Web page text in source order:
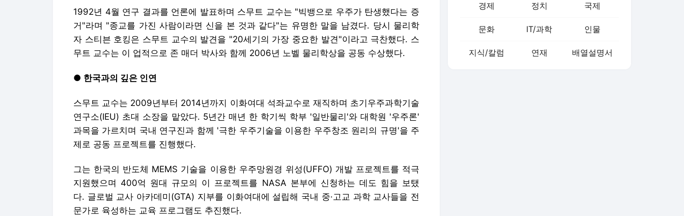
1992년 4월 연구 결과를 언론에 발표하며 스무트 교수는 "빅뱅으로 우주가 탄생했다는 증
거"라며 "종교를 가진 사람이라면 신을 본 것과 같다"는 유명한 말을 남겼다. 당시 물리학
자 스티븐 호킹은 스무트 교수의 발견을 "20세기의 가장 중요한 발견"이라고 극찬했다. 스
무트 교수는 이 업적으로 존 매더 박사와 함께 2006년 노벨 물리학상을 공동 수상했다.
● 한국과의 깊은 인연
스무트 교수는 2009년부터 2014년까지 이화여대 석좌교수로 재직하며 초기우주과학기술
연구소(IEU) 초대 소장을 맡았다. 5년간 매년 한 학기씩 학부 '일반물리'와 대학원 '우주론'
과목을 가르치며 국내 연구진과 함께 '극한 우주기술을 이용한 우주창조 원리의 규명'을 주
제로 공동 프로젝트를 진행했다.
그는 한국의 반도체 MEMS 기술을 이용한 우주망원경 위성(UFFO) 개발 프로젝트를 적극
지원했으며 400억 원대 규모의 이 프로젝트를 NASA 본부에 신청하는 데도 힘을 보탰
다. 글로벌 교사 아카데미(GTA) 지부를 이화여대에 설립해 국내 중·고교 과학 교사들을 전
문가로 육성하는 교육 프로그램도 추진했다.
경제 정치 국제
문화 IT/과학 인물
지식/칼럼 연재 배열설명서